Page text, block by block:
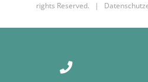
rights Reserved. |